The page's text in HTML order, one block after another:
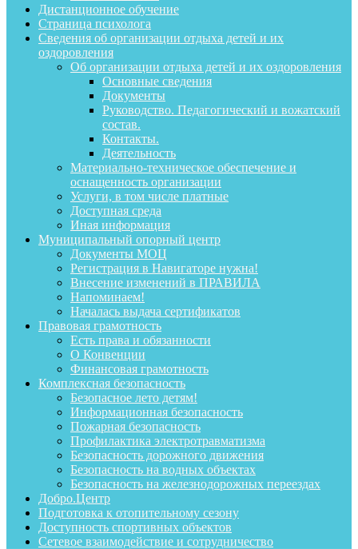
Дистанционное обучение
Страница психолога
Сведения об организации отдыха детей и их
оздоровления
Об организации отдыха детей и их оздоровления
Основные сведения
Документы
Руководство. Педагогический и вожатский
состав.
Контакты.
Деятельность
Материально-техническое обеспечение и
оснащенность организации
Услуги, в том числе платные
Доступная среда
Иная информация
Муниципальный опорный центр
Документы МОЦ
Регистрация в Навигаторе нужна!
Внесение изменений в ПРАВИЛА
Напоминаем!
Началась выдача сертификатов
Правовая грамотность
Есть права и обязанности
О Конвенции
Финансовая грамотность
Комплексная безопасность
Безопасное лето детям!
Информационная безопасность
Пожарная безопасность
Профилактика электротравматизма
Безопасность дорожного движения
Безопасность на водных объектах
Безопасность на железнодорожных переездах
Добро.Центр
Подготовка к отопительному сезону
Доступность спортивных объектов
Сетевое взаимодействие и сотрудничество